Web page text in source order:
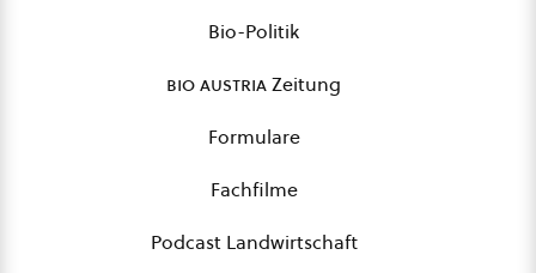
Bio-Politik
bio austriaZeitung
Formulare
Fachfilme
Podcast Landwirtschaft